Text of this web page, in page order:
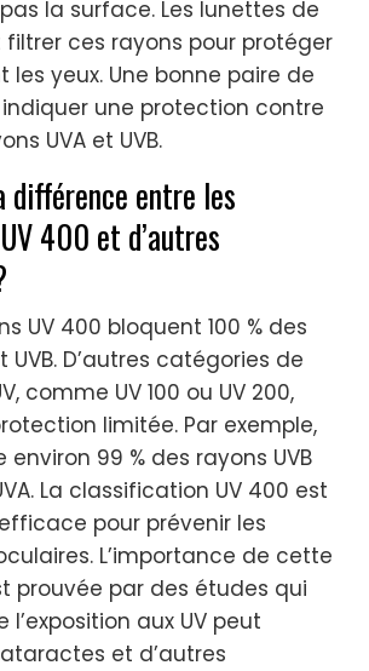
la surface. Les lunettes de
filtrer ces rayons pour protéger
yeux. Une bonne paire de
une protection contre
UVA et UVB.
différence entre les
400 et d’autres
UV 400 bloquent 100 % des
UVB. D’autres catégories de
comme UV 100 ou UV 200,
limitée. Par exemple,
environ 99 % des rayons UVB
La classification UV 400 est
pour prévenir les
L’importance de cette
prouvée par des études qui
aux UV peut
et d’autres